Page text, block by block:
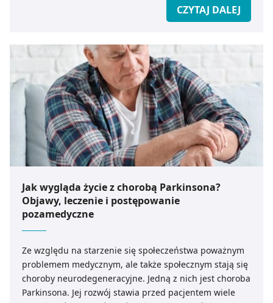
to, aby zapobiegać chorobie niż ją potem leczyć. Jakie
są przyczyny i objawy hemoroidów? Jak je leczyć?
CZYTAJ DALEJ
Jak wygląda życie z chorobą Parkinsona?
Objawy, leczenie i postępowanie
pozamedyczne
Ze względu na starzenie się społeczeństwa poważnym
problemem medycznym, ale także społecznym stają się
choroby neurodegeneracyjne. Jedną z nich jest choroba
Parkinsona. Jej rozwój stawia przed pacjentem wiele